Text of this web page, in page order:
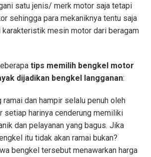
satu jenis/ merk motor saja tetapi
sehingga para mekaniknya tentu saja
karakteristik mesin motor dari beragam
tips memilih bengkel motor
dijadikan bengkel langganan:
ramai dan hampir selalu penuh oleh
setiap harinya cenderung memiliki
dan pelayanan yang bagus. Jika
itu tidak akan ramai bukan?
bengkel tersebut menawarkan harga